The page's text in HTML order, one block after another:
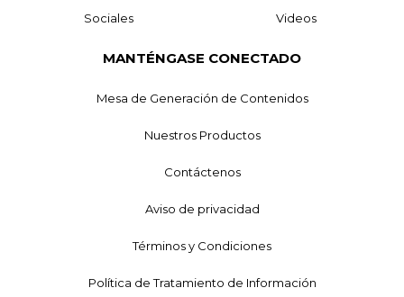
Sociales Videos
MANTÉNGASE CONECTADO
Mesa de Generación de Contenidos
Nuestros Productos
Contáctenos
Aviso de privacidad
Términos y Condiciones
Política de Tratamiento de Información